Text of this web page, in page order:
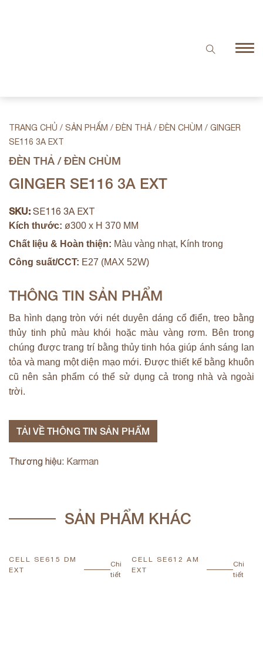
TRANG CHỦ / SẢN PHẨM / ĐÈN THẢ / ĐÈN CHÙM / GINGER
SE116 3A EXT
ĐÈN THẢ / ĐÈN CHÙM
GINGER SE116 3A EXT
SKU: SE116 3A EXT
Kích thước: ø300 x H 370 MM
Chất liệu & Hoàn thiện: Màu vàng nhạt, Kính trong
Công suất/CCT: E27 (MAX 52W)
THÔNG TIN SẢN PHẨM
Ba hình dạng tròn với nét duyên dáng cổ điển, treo bằng
thủy tinh phủ màu khói hoặc màu vàng rơm. Bên trong
chúng được trang trí bằng thủy tinh hóa giúp ánh sáng lan
tỏa và mang một diện mạo mới. Được thiết kế bằng khuôn
cũ nên sản phẩm có thể sử dụng cả trong nhà và ngoài
trời.
TẢI VỀ THÔNG TIN SẢN PHẨM
Thương hiệu: Karman
SẢN PHẨM KHÁC
CELL SE615 DM
EXT
Chi
tiết
CELL SE612 AM
EXT
Chi
tiết